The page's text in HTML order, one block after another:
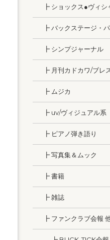
┣ ショックス●ヴィシ
┣ バックステージ・
┣ シンプジャーナル
┣ 月刊カドカワ/ブレ
┣ ムジカ
┣ uv/ヴィジュアル系
┣ ピアノ弾き語り
┣ 写真集＆ムック
┣ 書籍
┣ 雑誌
┣ ファンクラブ会報